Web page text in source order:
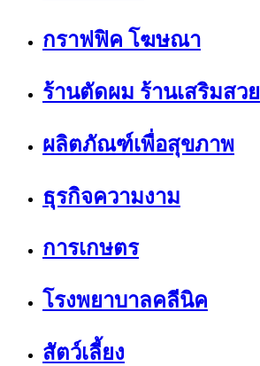
กราฟฟิค โฆษณา
ร้านตัดผม ร้านเสริมสวย
ผลิตภัณฑ์เพื่อสุขภาพ
ธุรกิจความงาม
การเกษตร
โรงพยาบาลคลีนิค
สัตว์เลี้ยง